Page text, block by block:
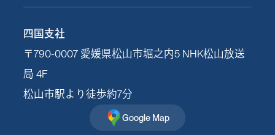
四国支社
〒790-0007 愛媛県松山市堀之内5 NHK松山放送
局 4F
松山市駅より徒歩約7分
Google Map